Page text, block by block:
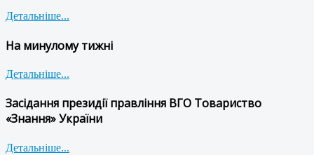
Детальніше...
На минулому тижні
Детальніше...
Засідання президії правління ВГО Товариство
«Знання» України
Детальніше...